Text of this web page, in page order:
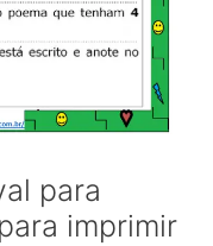
para
imprimir